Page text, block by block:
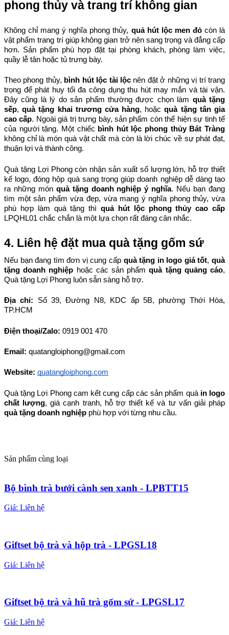
phong thủy và trang trí không gian
Không chỉ mang ý nghĩa phong thủy, quả hút lộc men đỏ còn là
vật phẩm trang trí giúp không gian trở nên sang trọng và đẳng cấp
hơn. Sản phẩm phù hợp đặt tại phòng khách, phòng làm việc,
quầy lễ tân hoặc tủ trưng bày.
Theo phong thủy, bình hút lộc tài lộc nên đặt ở những vị trí trang
trọng để phát huy tối đa công dụng thu hút may mắn và tài vận.
Đây cũng là lý do sản phẩm thường được chọn làm quà tặng
sếp, quà tặng khai trương cửa hàng, hoặc quà tặng tân gia
cao cấp. Ngoài giá trị trưng bày, sản phẩm còn thể hiện sự tinh tế
của người tặng. Một chiếc bình hút lộc phong thủy Bát Tràng
không chỉ là món quà vật chất mà còn là lời chúc về sự phát đạt,
thuận lợi và thành công.
Quà tặng Lợi Phong còn nhận sản xuất số lượng lớn, hỗ trợ thiết
kế logo, đóng hộp quà sang trọng giúp doanh nghiệp dễ dàng tạo
ra những món quà tặng doanh nghiệp ý nghĩa. Nếu bạn đang
tìm một sản phẩm vừa đẹp, vừa mang ý nghĩa phong thủy, vừa
phù hợp làm quà tặng thì quả hút lộc phong thủy cao cấp
LPQHL01 chắc chắn là một lựa chọn rất đáng cân nhắc.
4. Liên hệ đặt mua quà tặng gốm sứ
Nếu bạn đang tìm đơn vị cung cấp quà tặng in logo giá tốt, quà
tặng doanh nghiệp hoặc các sản phẩm quà tặng quảng cáo,
Quà tặng Lợi Phong luôn sẵn sàng hỗ trợ.
Địa chỉ: Số 39, Đường N8, KDC ấp 5B, phường Thới Hòa,
TP.HCM
Điện thoại/Zalo: 0919 001 470
Email: quatangloiphong@gmail.com
Website: quatangloiphong.com
Quà tặng Lợi Phong cam kết cung cấp các sản phẩm quà in logo
chất lượng
quà tặng doanh nghiệp phù hợp với từng nhu cầu.
Sản phẩm cùng loại
Bộ bình trà bưởi cành sen xanh - LPBTT15
Giá: Liên hệ
Giftset bộ trà và hộp trà - LPGSL18
Giá: Liên hệ
Giftset bộ trà và hũ trà gốm sứ - LPGSL17
Giá: Liên hệ